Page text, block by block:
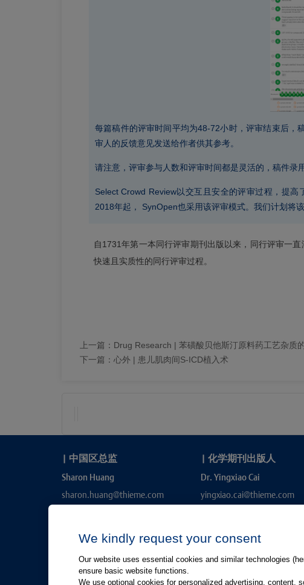
每篇稿件的评审时间平均为48-72小时，评审结束后，
审人的反馈意见发送给作者供其参考。
请注意，评审参与人数和评审时间都是灵活的，稿件录
Select Crowd Review以交互且安全的评审过程，提
2018年起， SynOpen也采用该评审模式。我们计划将
自1731年第一本同行评审期刊出版以来，同行评审一
快速且实质性的同行评审过程。
上一篇： Drug Research | 苯磺酸贝他斯汀原料药工艺杂质
下一篇： 心外 | 患儿肌肉间S-ICD植入术
| 中国区总监
Sharon Huang
sharon.huang@thieme.com
| 化学期刊出版人
Dr. Yingxiao Cai
yingxiao.cai@thieme.com
We kindly request your consent
Our website uses essential cookies and similar technologies
ensure basic website functions.
We use optional cookies for personalized advertising, content,